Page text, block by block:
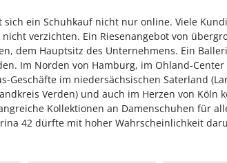
ein Schuhkauf nicht nur online. Viele
verzichten. Ein Riesenangebot von
dem Hauptsitz des Unternehmens. Ein
Im Norden von Hamburg, im Ohland-
Geschäfte im niedersächsischen Saterland
Verden) und auch im Herzen von Köln
Kollektionen an Damenschuhen für
42 dürfte mit hoher Wahrscheinlichkeit